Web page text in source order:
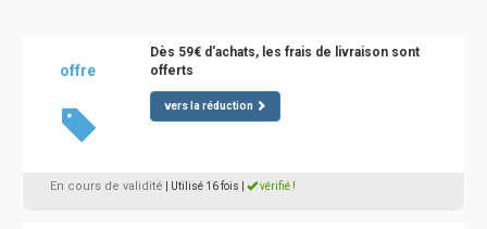
offre
Dès 59€ d'achats, les frais de livraison sont
offerts
vers la réduction
En cours de validité | Utilisé 16 fois vérifié !